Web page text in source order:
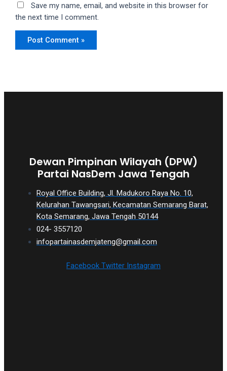
Save my name, email, and website in this browser for
the next time I comment.
Dewan Pimpinan Wilayah (DPW)
Partai NasDem Jawa Tengah
Royal Office Building, Jl. Madukoro Raya No. 10,
Kelurahan Tawangsari, Kecamatan Semarang Barat,
Kota Semarang, Jawa Tengah 50144
024- 3557120
infopartainasdemjateng@gmail.com
Facebook Twitter Instagram